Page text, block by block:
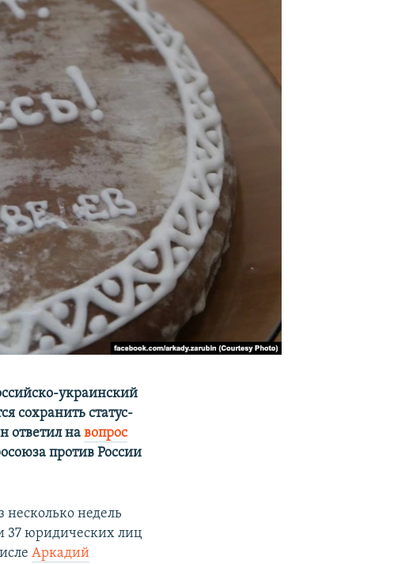
украинский
сохранить статус-
ответил навопрос
против России
несколько недель
37 юридических лиц
Аркадий